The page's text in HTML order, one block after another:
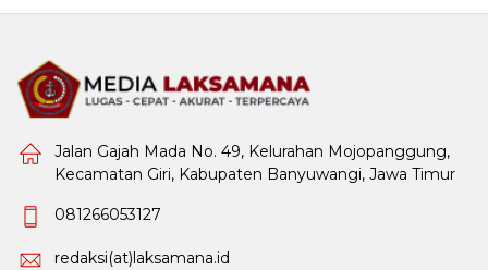
Jalan Gajah Mada No. 49, Kelurahan Mojopanggung,
Kecamatan Giri, Kabupaten Banyuwangi, Jawa Timur
081266053127
redaksi(at)laksamana.id